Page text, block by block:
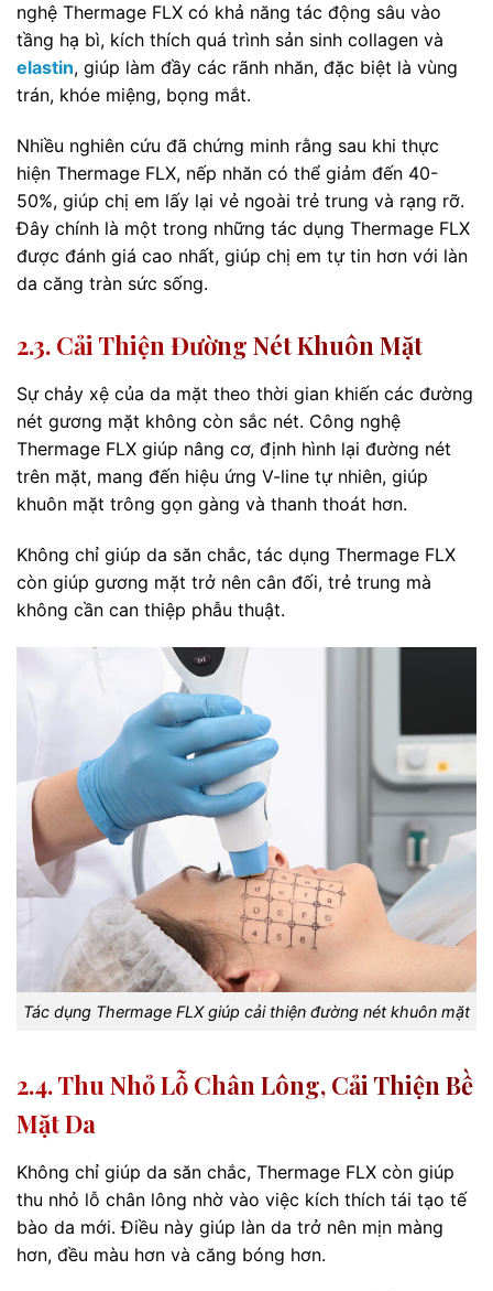
nghệ Thermage FLX có khả năng tác động sâu vào
tầng hạ bì, kích thích quá trình sản sinh collagen và
elastin, giúp làm đầy các rãnh nhăn, đặc biệt là vùng
trán, khóe miệng, bọng mắt.
Nhiều nghiên cứu đã chứng minh rằng sau khi thực
hiện Thermage FLX, nếp nhăn có thể giảm đến 40-
50%, giúp chị em lấy lại vẻ ngoài trẻ trung và rạng rỡ.
Đây chính là một trong những tác dụng Thermage FLX
được đánh giá cao nhất, giúp chị em tự tin hơn với làn
da căng tràn sức sống.
2.3. Cải Thiện Đường Nét Khuôn Mặt
Sự chảy xệ của da mặt theo thời gian khiến các đường
nét gương mặt không còn sắc nét. Công nghệ
Thermage FLX giúp nâng cơ, định hình lại đường nét
trên mặt, mang đến hiệu ứng V-line tự nhiên, giúp
khuôn mặt trông gọn gàng và thanh thoát hơn.
Không chỉ giúp da săn chắc, tác dụng Thermage FLX
còn giúp gương mặt trở nên cân đối, trẻ trung mà
không cần can thiệp phẫu thuật.
Tác dụng Thermage FLX giúp cải thiện đường nét khuôn mặt
2.4. Thu Nhỏ Lỗ Chân Lông, Cải Thiện Bề
Mặt Da
Không chỉ giúp da săn chắc, Thermage FLX còn giúp
thu nhỏ lỗ chân lông nhờ vào việc kích thích tái tạo tế
bào da mới. Điều này giúp làn da trở nên mịn màng
hơn, đều màu hơn và căng bóng hơn.